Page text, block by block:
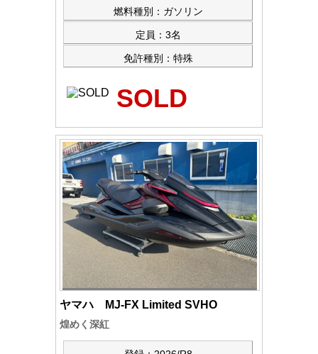
燃料種別：ガソリン
定員：3名
免許種別：特殊
SOLD
ヤマハ MJ-FX Limited SVHO
煌めく深紅